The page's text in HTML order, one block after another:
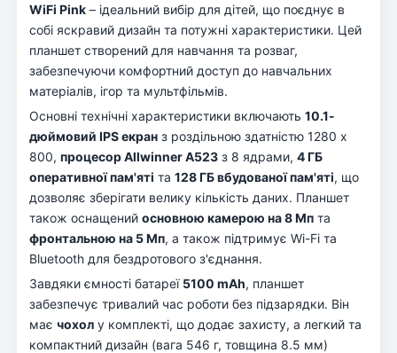
WiFi Pink – ідеальний вибір для дітей, що поєднує в
собі яскравий дизайн та потужні характеристики. Цей
планшет створений для навчання та розваг,
забезпечуючи комфортний доступ до навчальних
матеріалів, ігор та мультфільмів.
Основні технічні характеристики включають 10.1-
дюймовий IPS екран з роздільною здатністю 1280 х
800, процесор Allwinner A523 з 8 ядрами, 4 ГБ
оперативної пам'яті та 128 ГБ вбудованої пам'яті, що
дозволяє зберігати велику кількість даних. Планшет
також оснащений основною камерою на 8 Мп та
фронтальною на 5 Мп, а також підтримує Wi-Fi та
Bluetooth для бездротового з'єднання.
Завдяки ємності батареї 5100 mAh, планшет
забезпечує тривалий час роботи без підзарядки. Він
має чохол у комплекті, що додає захисту, а легкий та
компактний дизайн (вага 546 г, товщина 8.5 мм)